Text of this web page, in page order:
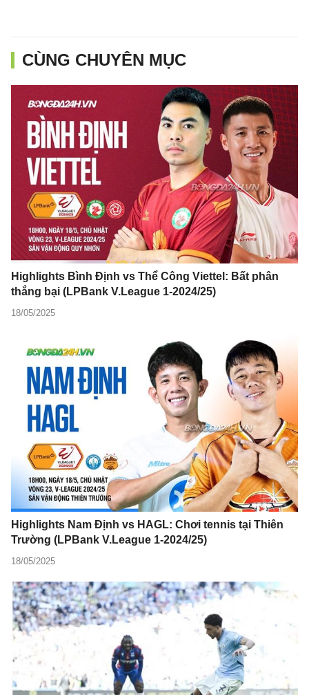
CÙNG CHUYÊN MỤC
Highlights Bình Định vs Thể Công Viettel: Bất phân
thắng bại (LPBank V.League 1-2024/25)
18/05/2025
Highlights Nam Định vs HAGL: Chơi tennis tại Thiên
Trường (LPBank V.League 1-2024/25)
18/05/2025